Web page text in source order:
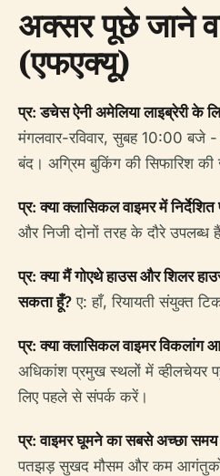
अक्सर पूछे जाने
(एफएक्यू)
प्र: डचेस ऐनी अमेलिया लाइब्रेरी के
मंगलवार-रविवार, सुबह 10:00 बजे
बंद। अग्रिम बुकिंग की सिफारिश की
प्र: क्या क्लासिकल वाइमर में
और निजी दोनों तरह के दौरे
प्र: क्या मैं गोएथे हाउस और शिलर
सकता हूँ? ए: हाँ, रियायती संयुक्त
प्र: क्या क्लासिकल वाइमर
अधिकांश प्रमुख स्थलों में व्हीलचेयर
लिए पहले से संपर्क करें।
प्र: वाइमर घूमने का सबसे अच्छा समय
पतझड़ सुखद मौसम और कम